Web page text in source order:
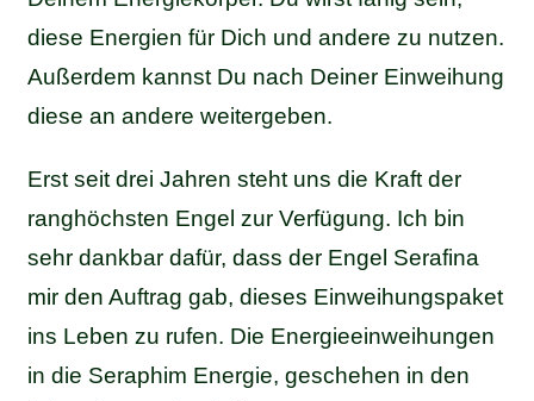
diese Energien für Dich und andere zu nutzen.
Außerdem kannst Du nach Deiner Einweihung
diese an andere weitergeben.
Erst seit drei Jahren steht uns die Kraft der
ranghöchsten Engel zur Verfügung. Ich bin
sehr dankbar dafür, dass der Engel Serafina
mir den Auftrag gab, dieses Einweihungspaket
ins Leben zu rufen. Die Energieeinweihungen
in die Seraphim Energie, geschehen in den